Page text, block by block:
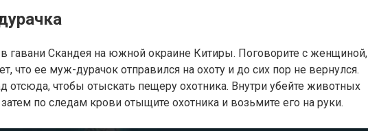
в гавани Скандея на южной окраине Китиры. Поговорите с женщиной,
что ее муж-дурачок отправился на охоту и до сих пор не вернулся.
отсюда, чтобы отыскать пещеру охотника. Внутри убейте животных
по следам крови отыщите охотника и возьмите его на руки.